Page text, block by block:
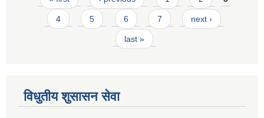
4 5 6 7 next ›
last »
विधुतीय शुसासन सेवा